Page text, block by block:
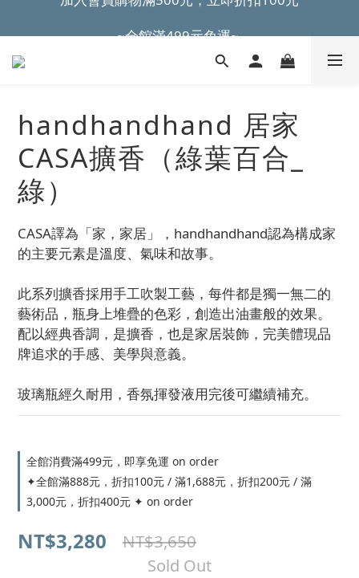
加入會員購物滿500元，立即折扣100元
handhandhand 居家
CASA擴香（綠葉百合_
綠）
CASA譯為「家，家居」，handhandhand認為構成家
的主要元素是溫度、氣味和故事。
此系列擴香採用手工吹製工藝，每件都是獨一無二的
藝術品，瓶身上堆疊的色彩，創造出油畫般的效果。
配以經典香調，是擴香，也是家居裝飾，完美體現品
牌追求的手感、美學與意義。
玻璃瓶經久耐用，香氛揮發液用完後可繼續補充。
全館消費滿499元，即享免運 on order
✦全館滿888元，折扣100元 / 滿1,688元，折扣200元 / 滿
3,000元，折扣400元 ✦ on order
NT$3,280 NT$3,650
Sold Out